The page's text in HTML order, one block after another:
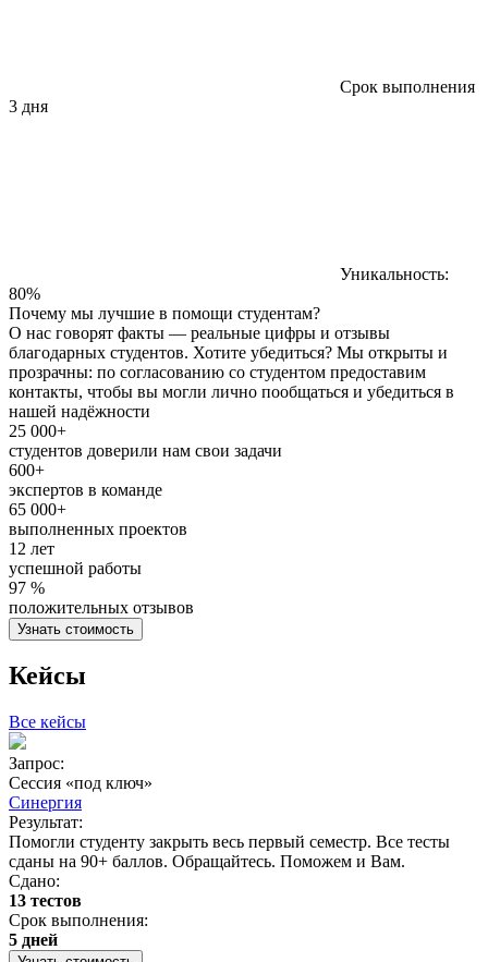
Срок выполнения
3 дня
Уникальность:
80%
Почему мы лучшие в помощи студентам?
О нас говорят факты — реальные цифры и отзывы
благодарных студентов. Хотите убедиться? Мы открыты и
прозрачны: по согласованию со студентом предоставим
контакты, чтобы вы могли лично пообщаться и убедиться в
нашей надёжности
25 000+
студентов доверили нам свои задачи
600+
экспертов в команде
65 000+
выполненных проектов
12 лет
успешной работы
97 %
положительных отзывов
Узнать стоимость
Кейсы
Все кейсы
Запрос:
Сессия «под ключ»
Синергия
Результат:
Помогли студенту закрыть весь первый семестр. Все тесты
сданы на 90+ баллов. Обращайтесь. Поможем и Вам.
Сдано:
13 тестов
Срок выполнения:
5 дней